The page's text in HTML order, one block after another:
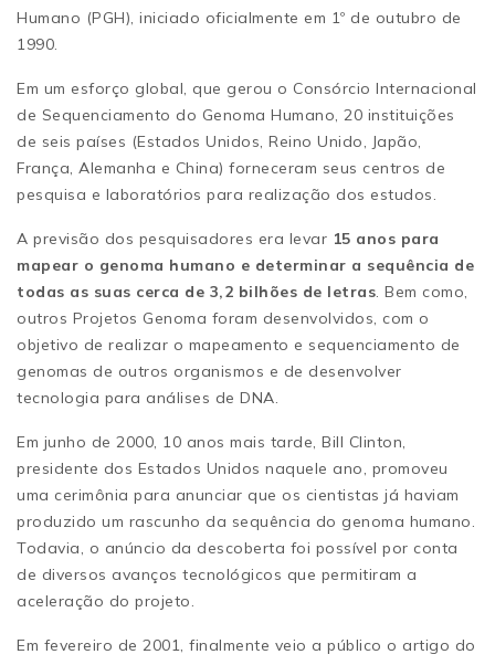
Humano (PGH), iniciado oficialmente em 1º de outubro de
1990.
Em um esforço global, que gerou o Consórcio Internacional
de Sequenciamento do Genoma Humano, 20 instituições
de seis países (Estados Unidos, Reino Unido, Japão,
França, Alemanha e China) forneceram seus centros de
pesquisa e laboratórios para realização dos estudos.
A previsão dos pesquisadores era levar 15 anos para
mapear o genoma humano e determinar a sequência de
todas as suas cerca de 3,2 bilhões de letras. Bem como,
outros Projetos Genoma foram desenvolvidos, com o
objetivo de realizar o mapeamento e sequenciamento de
genomas de outros organismos e de desenvolver
tecnologia para análises de DNA.
Em junho de 2000, 10 anos mais tarde, Bill Clinton,
presidente dos Estados Unidos naquele ano, promoveu
uma cerimônia para anunciar que os cientistas já haviam
produzido um rascunho da sequência do genoma humano.
Todavia, o anúncio da descoberta foi possível por conta
de diversos avanços tecnológicos que permitiram a
aceleração do projeto.
Em fevereiro de 2001, finalmente veio a público o artigo do